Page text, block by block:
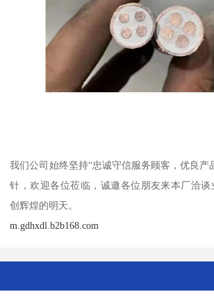
我们公司始终坚持“忠诚守信服务顾客，优良产
针，欢迎各位莅临，诚邀各位朋友来本厂洽
创辉煌的明天。
m.gdhxdl.b2b168.com